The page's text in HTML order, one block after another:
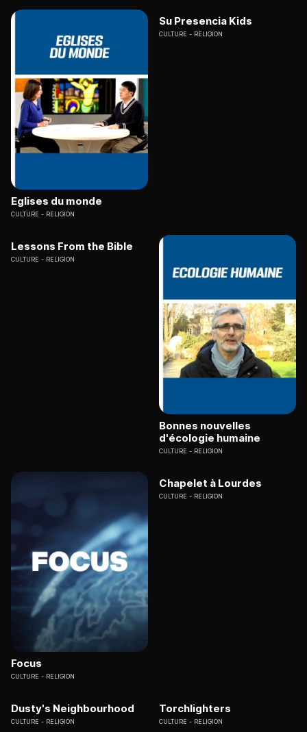
Eglises du monde
CULTURE RELIGION
Su Presencia Kids
CULTURE RELIGION
Lessons From the Bible
CULTURE RELIGION
Bonnes nouvelles
d'écologie humaine
CULTURE RELIGION
Focus
CULTURE RELIGION
Chapelet à Lourdes
CULTURE RELIGION
Dusty's Neighbourhood
CULTURE RELIGION
Torchlighters
CULTURE RELIGION